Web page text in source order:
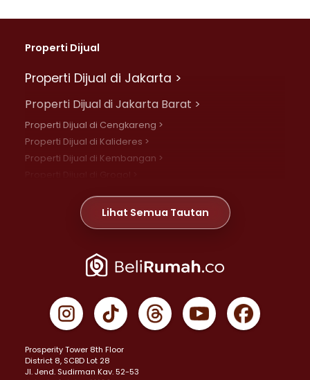
Properti Dijual
Properti Dijual di Jakarta >
Properti Dijual di Jakarta Barat >
Properti Dijual di Cengkareng >
Properti Dijual di Kalideres >
Properti Dijual di Kembangan >
Properti Dijual di Meruya >
Properti Dijual di Jelambar >
Properti Dijual di Jakarta Pusat >
Properti Dijual di Gambir >
Properti Dijual di Johar Baru >
Properti Dijual di Menteng >
Properti Dijual di Senen >
Lihat Semua Tautan
Prosperity Tower 8th Floor
District 8, SCBD Lot 28
JI. Jend. Sudirman Kav. 52-53